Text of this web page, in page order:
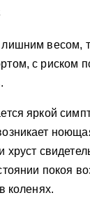
весом,
с риском
яркой
хруст
покоя
коленях.